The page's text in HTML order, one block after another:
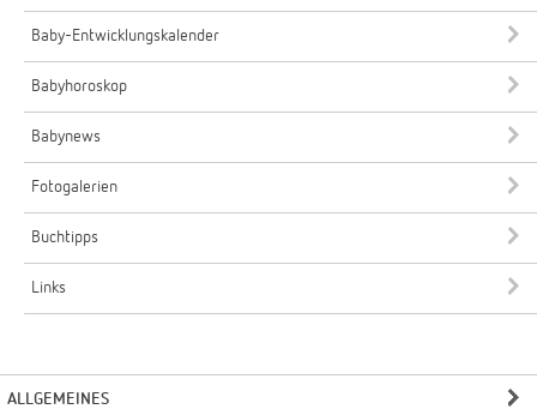
Baby-Entwicklungskalender
Babyhoroskop
Babynews
Fotogalerien
Buchtipps
Links
ALLGEMEINES